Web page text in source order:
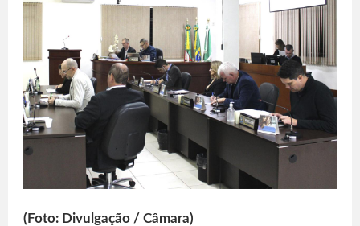
(Foto: Divulgação / Câmara)